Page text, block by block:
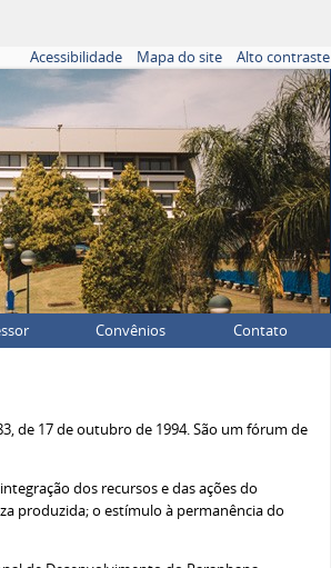
Alto contraste
Mapa do site
Acessibilidade
Convênios Contato
de 17 de outubro de 1994. São um fórum de
dos recursos e das ações do
produzida; o estímulo à permanência do